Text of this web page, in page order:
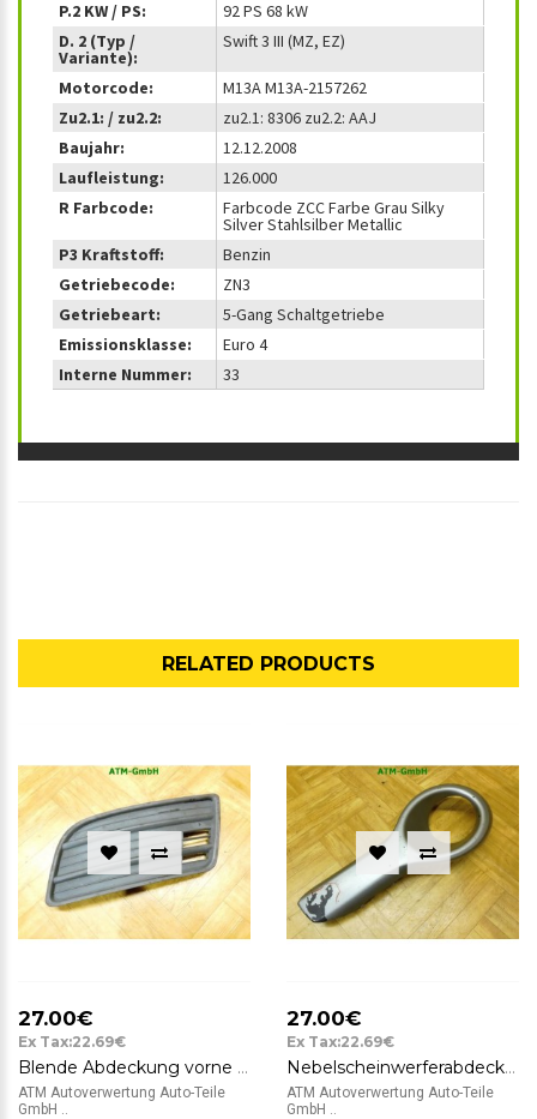
P.2 KW / PS:
92 PS 68 kW
D. 2 (Typ /
Variante):
Swift 3 III (MZ, EZ)
Motorcode:
M13A M13A-2157262
Zu2.1: / zu2.2:
zu2.1: 8306 zu2.2: AAJ
Baujahr:
12.12.2008
Laufleistung:
126.000
R Farbcode:
Farbcode ZCC Farbe Grau Silky
Silver Stahlsilber Metallic
P3 Kraftstoff:
Benzin
Getriebecode:
ZN3
Getriebeart:
5-Gang Schaltgetriebe
Emissionsklasse:
Euro 4
Interne Nummer:
33
RELATED PRODUCTS
27.00€
Ex Tax:22.69€
Blende Abdeckung vorne links Suzuki Swift 3 III Fahrerseite 71761-72K0
ATM Autoverwertung Auto-Teile
GmbH ..
27.00€
Ex Tax:22.69€
Nebelscheinwerferabdeckung Abdeckung Opel Agila B rechts 71751-52K1R
ATM Autoverwertung Auto-Teile
GmbH ..